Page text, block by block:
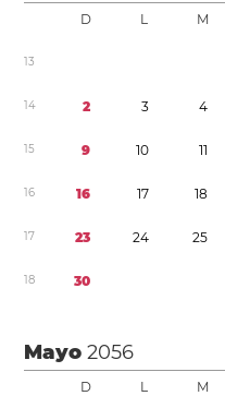
D L M
13
14 2 3 4
15 9 10 11
16 16 17 18
17 23 24 25
18 30
Mayo2056
D L M